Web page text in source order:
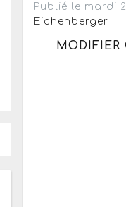
Publié le mardi
Eichenberger
MODIFIER